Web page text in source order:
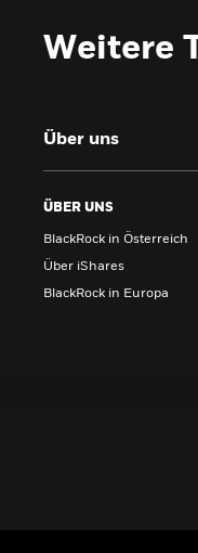
Weitere
Über uns
ÜBER UNS
BlackRock in Österreich
Über iShares
BlackRock in Europa